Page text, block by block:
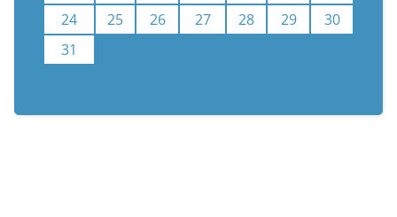
24
25 26 27 28 29
30
31